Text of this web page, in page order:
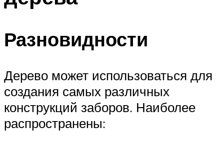
Разновидности
Дерево может использоваться для
создания самых различных
конструкций заборов. Наиболее
распространены: